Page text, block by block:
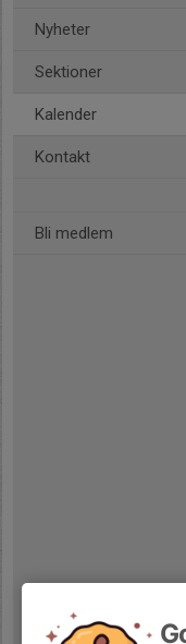
Nyheter
Sektioner
Kalender
Kontakt
Bli medlem